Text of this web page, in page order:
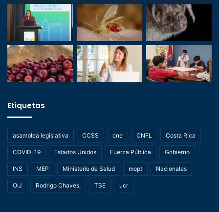
Etiquetas
asamblea legislativa CCSS cne CNFL Costa Rica
COVID-19 Estados Unidos Fuerza Pública Gobierno
INS MEP Ministerio de Salud mopt Nacionales
OIJ Rodrigo Chaves. TSE ucr